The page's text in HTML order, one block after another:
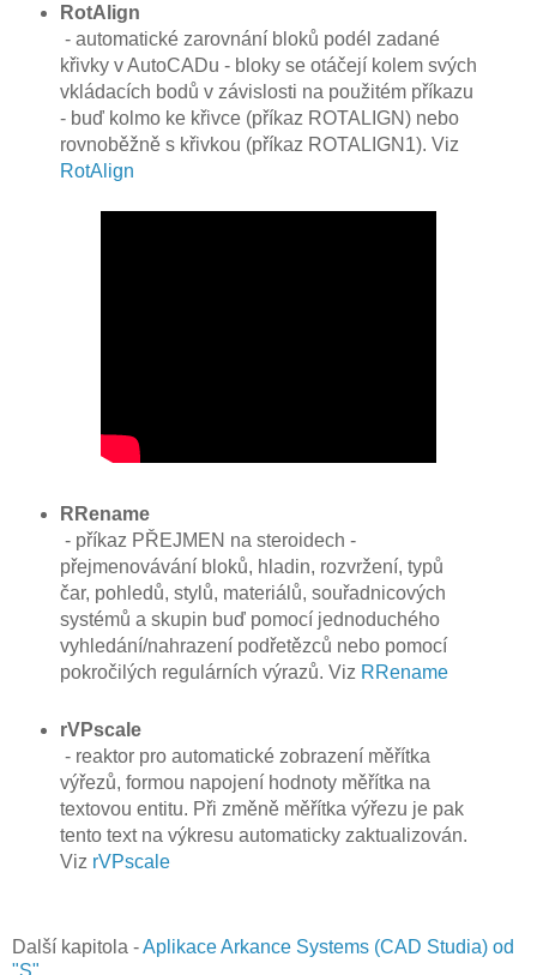
RotAlign
- automatické zarovnání bloků podél zadané
křivky v AutoCADu - bloky se otáčejí kolem svých
vkládacích bodů v závislosti na použitém příkazu
- buď kolmo ke křivce (příkaz ROTALIGN) nebo
rovnoběžně s křivkou (příkaz ROTALIGN1). Viz
RotAlign
RRename
- příkaz PŘEJMEN na steroidech -
přejmenovávání bloků, hladin, rozvržení, typů
čar, pohledů, stylů, materiálů, souřadnicových
systémů a skupin buď pomocí jednoduchého
vyhledání/nahrazení podřetězců nebo pomocí
pokročilých regulárních výrazů. Viz RRename
rVPscale
- reaktor pro automatické zobrazení měřítka
výřezů, formou napojení hodnoty měřítka na
textovou entitu. Při změně měřítka výřezu je pak
tento text na výkresu automaticky zaktualizován.
Viz rVPscale
Další kapitola -Aplikace Arkance Systems (CAD Studia) od
"S"